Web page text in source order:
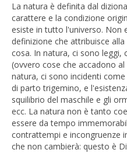
La natura è definita dal
carattere e la condizione
esiste in tutto l'universo. Non
definizione che attribuisce
cosa. In natura, ci sono leggi,
(ovvero cose che accadono
natura, ci sono incidenti
di parto trigemino, e
squilibrio del maschile e gli
ecc. La natura non è tanto
essere da tempo
contrattempi e incongruenze
che non cambierà: questo è